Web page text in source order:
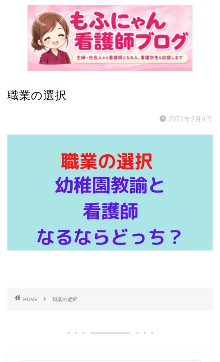
職業の選択
2021年2月4日
HOME 職業の選択